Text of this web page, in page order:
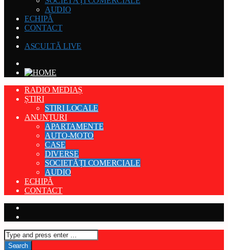
AUDIO
ECHIPĂ
CONTACT
ASCULTĂ LIVE
RADIO MEDIAȘ
ȘTIRI
STIRI LOCALE
ANUNȚURI
APARTAMENTE
AUTO-MOTO
CASE
DIVERSE
SOCIETĂȚI COMERCIALE
AUDIO
ECHIPĂ
CONTACT